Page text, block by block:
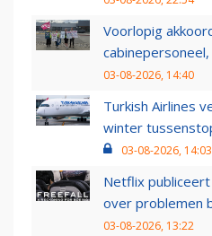
Voorlopig
03-08-2026, 14:40
Turkish Airlines
winter
03-08-2026, 14:03
Netflix
over problemen
03-08-2026, 13:22